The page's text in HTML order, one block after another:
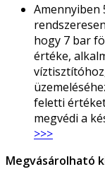
Amennyiben
hogy 7 bar
értéke,
feletti
megvédi a
>>>
Megvásárolható